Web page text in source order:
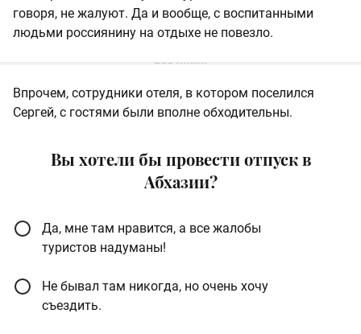
говоря, не жалуют. Да и вообще, с воспитанными
людьми россиянину на отдыхе не повезло.
Впрочем, сотрудники отеля, в котором поселился
Сергей, с гостями были вполне обходительны.
Вы хотели бы провести отпуск в
Абхазии?
Да, мне там нравится, а все жалобы
туристов надуманы!
Не бывал там никогда, но очень хочу
съездить.